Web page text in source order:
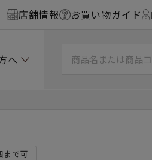
店舗情報 お買い物ガイド
へ
まで可